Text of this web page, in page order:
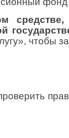
чтобы